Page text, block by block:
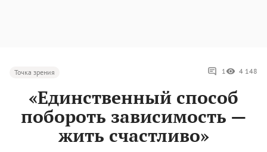
Точка зрения 1 4 148
«Единственный способ
побороть зависимость —
жить счастливо»